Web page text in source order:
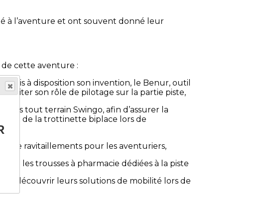
à l’aventure et ont souvent donné leur
de cette aventure :
mis à disposition son invention, le Benur, outil
son rôle de pilotage sur la partie piste,
tout terrain Swingo, afin d’assurer la
et de la trottinette biplace lors de
de ravitaillements pour les aventuriers,
les trousses à pharmacie dédiées à la piste
découvrir leurs solutions de mobilité lors de